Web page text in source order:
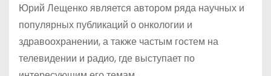
Юрий Лещенко является автором ряда научных и
популярных публикаций о онкологии и
здравоохранении, а также частым гостем на
телевидении и радио, где выступает по